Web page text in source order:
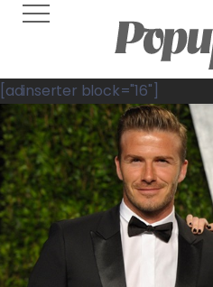
[adinserter block="16"]